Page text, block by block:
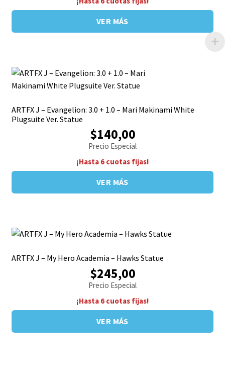
VER MÁS
ARTFX J – Evangelion: 3.0 + 1.0 – Mari Makinami White
Plugsuite Ver. Statue
$140,00
Precio Especial
¡Hasta 6 cuotas fijas!
VER MÁS
ARTFX J – My Hero Academia – Hawks Statue
$245,00
Precio Especial
¡Hasta 6 cuotas fijas!
VER MÁS